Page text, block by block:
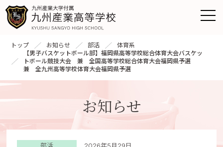
トップ お知らせ 部活
体育系
【男子バスケットボール部】福岡県高等学校総合体育大会バスケッ
トボール競技大会 兼 全国高等学校総合体育大会福岡県予選
兼 全九州高等学校体育大会福岡県予選
お知らせ